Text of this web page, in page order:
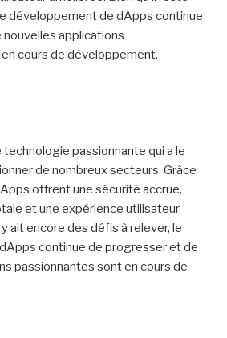
développement de dApps continue
applications
cours de développement.
passionnante qui a le
de nombreux secteurs. Grâce
offrent une sécurité accrue,
et une expérience utilisateur
y ait encore des défis à relever, le
continue de progresser et de
passionnantes sont en cours de